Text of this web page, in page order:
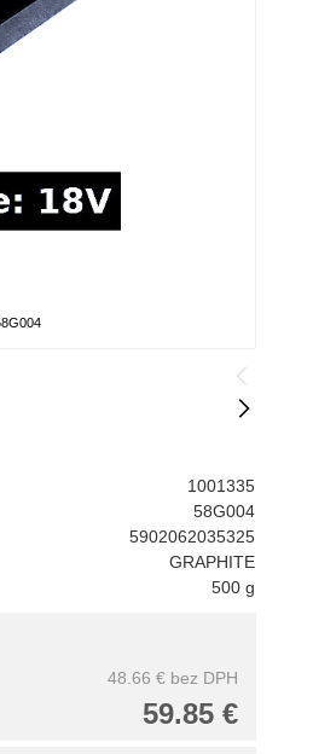
1001335
58G004
5902062035325
GRAPHITE
500 g
48.66 € bez DPH
59.85 €